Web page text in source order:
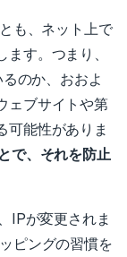
も、ネット上で
す。つまり、
のか、おおよ
ェブサイトや第
可能性がありま
で、それを防止
IPが変更されま
ピングの習慣を